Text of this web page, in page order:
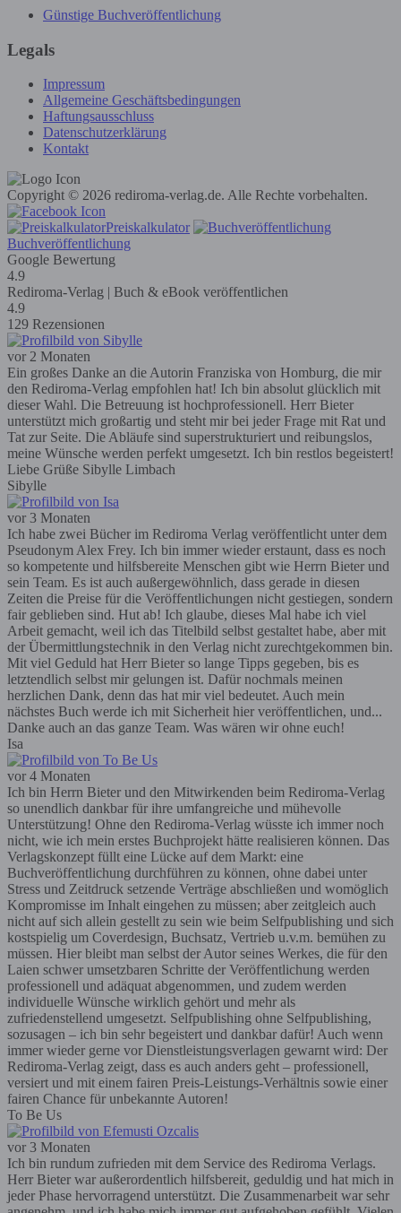
Günstige Buchveröffentlichung
Legals
Impressum
Allgemeine Geschäftsbedingungen
Haftungsausschluss
Datenschutzerklärung
Kontakt
Copyright © 2026 rediroma-verlag.de. Alle Rechte vorbehalten.
Preiskalkulator
Buchveröffentlichung
Google Bewertung
4.9
Rediroma-Verlag | Buch & eBook veröffentlichen
4.9
129 Rezensionen
vor 2 Monaten
Ein großes Danke an die Autorin Franziska von Homburg, die mir
den Rediroma-Verlag empfohlen hat! Ich bin absolut glücklich mit
dieser Wahl. Die Betreuung ist hochprofessionell. Herr Bieter
unterstützt mich großartig und steht mir bei jeder Frage mit Rat und
Tat zur Seite. Die Abläufe sind superstrukturiert und reibungslos,
meine Wünsche werden perfekt umgesetzt. Ich bin restlos begeistert!
Liebe Grüße Sibylle Limbach
Sibylle
vor 3 Monaten
Ich habe zwei Bücher im Rediroma Verlag veröffentlicht unter dem
Pseudonym Alex Frey. Ich bin immer wieder erstaunt, dass es noch
so kompetente und hilfsbereite Menschen gibt wie Herrn Bieter und
sein Team. Es ist auch außergewöhnlich, dass gerade in diesen
Zeiten die Preise für die Veröffentlichungen nicht gestiegen, sondern
fair geblieben sind. Hut ab! Ich glaube, dieses Mal habe ich viel
Arbeit gemacht, weil ich das Titelbild selbst gestaltet habe, aber mit
der Übermittlungstechnik in den Verlag nicht zurechtgekommen bin.
Mit viel Geduld hat Herr Bieter so lange Tipps gegeben, bis es
letztendlich selbst mir gelungen ist. Dafür nochmals meinen
herzlichen Dank, denn das hat mir viel bedeutet. Auch mein
nächstes Buch werde ich mit Sicherheit hier veröffentlichen, und...
Danke auch an das ganze Team. Was wären wir ohne euch!
Isa
vor 4 Monaten
Ich bin Herrn Bieter und den Mitwirkenden beim Rediroma-Verlag
so unendlich dankbar für ihre umfangreiche und mühevolle
Unterstützung! Ohne den Rediroma-Verlag wüsste ich immer noch
nicht, wie ich mein erstes Buchprojekt hätte realisieren können. Das
Verlagskonzept füllt eine Lücke auf dem Markt: eine
Buchveröffentlichung durchführen zu können, ohne dabei unter
Stress und Zeitdruck setzende Verträge abschließen und womöglich
Kompromisse im Inhalt eingehen zu müssen; aber zeitgleich auch
nicht auf sich allein gestellt zu sein wie beim Selfpublishing und sich
kostspielig um Coverdesign, Buchsatz, Vertrieb u.v.m. bemühen zu
müssen. Hier bleibt man selbst der Autor seines Werkes, die für den
Laien schwer umsetzbaren Schritte der Veröffentlichung werden
professionell und adäquat abgenommen, und zudem werden
individuelle Wünsche wirklich gehört und mehr als
zufriedenstellend umgesetzt. Selfpublishing ohne Selfpublishing,
sozusagen – ich bin sehr begeistert und dankbar dafür! Auch wenn
immer wieder gerne vor Dienstleistungsverlagen gewarnt wird: Der
Rediroma-Verlag zeigt, dass es auch anders geht – professionell,
versiert und mit einem fairen Preis-Leistungs-Verhältnis sowie einer
fairen Chance für unbekannte Autoren!
To Be Us
vor 3 Monaten
Ich bin rundum zufrieden mit dem Service des Rediroma Verlags.
Herr Bieter war außerordentlich hilfsbereit, geduldig und hat mich in
jeder Phase hervorragend unterstützt. Die Zusammenarbeit war sehr